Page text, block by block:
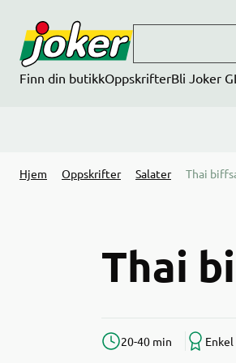
Finn din butikkOppskrifterBli Joker
Hjem Oppskrifter Salater Thai
Thai
20-40 min Enkel